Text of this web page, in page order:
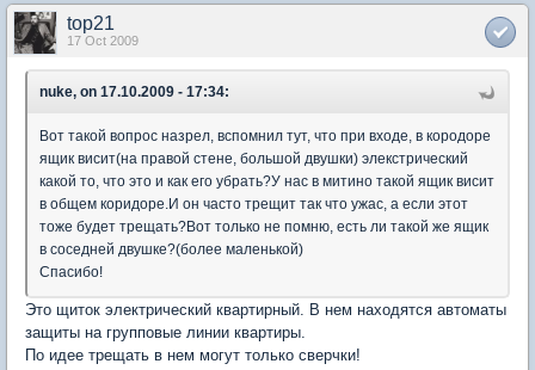
top21
17 Oct 2009
nuke, on 17.10.2009 - 17:34:
Вот такой вопрос назрел, вспомнил тут, что при входе, в кородоре
ящик висит(на правой стене, большой двушки) элекстрический
какой то, что это и как его убрать?У нас в митино такой ящик висит
в общем коридоре.И он часто трещит так что ужас, а если этот
тоже будет трещать?Вот только не помню, есть ли такой же ящик
в соседней двушке?(более маленькой)
Спасибо!
Это щиток электрический квартирный. В нем находятся автоматы
защиты на групповые линии квартиры.
По идее трещать в нем могут только сверчки!